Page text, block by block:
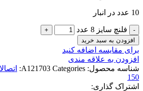
10 عدد در انبار
فلنچ سایز 8 عدد
افزودن به سبد خرید
برای مقایسه اضافه کنید
افزودن به علاقه مندی
شناسه محصول:
A121703 Categories:
150
اشتراک گذاری: